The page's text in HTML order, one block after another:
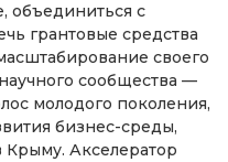
объединиться с
грантовые средства
своего
сообщества —
молодого поколения,
бизнес-среды,
Акселератор